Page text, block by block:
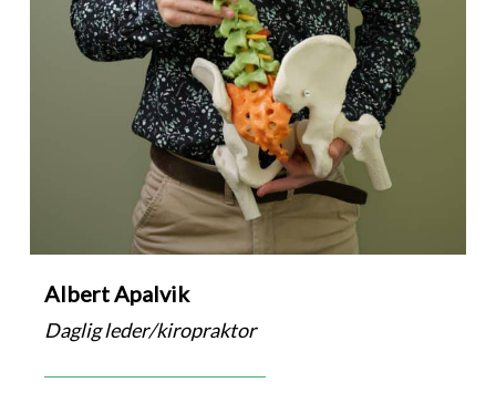
Albert Apalvik
Daglig leder/kiropraktor